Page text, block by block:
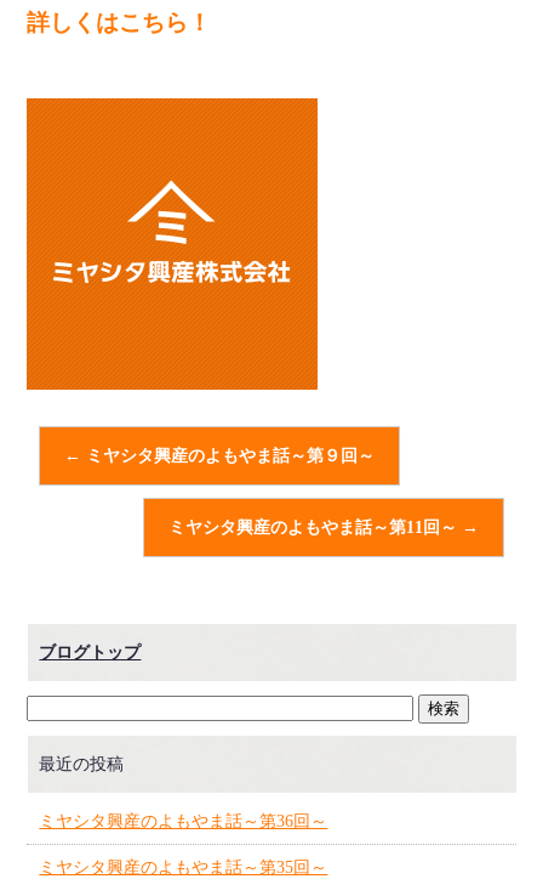
詳しくはこちら！
← ミヤシタ興産のよもやま話～第９回～
ミヤシタ興産のよもやま話～第11回～ →
ブログトップ
最近の投稿
ミヤシタ興産のよもやま話～第36回～
ミヤシタ興産のよもやま話～第35回～